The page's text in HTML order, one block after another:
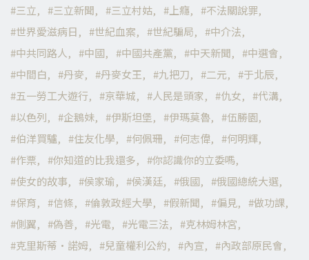
三立
三立新聞 三立村姑 上癮
不法關說罪
世界愛滋病日
世紀血案 世紀騙局
中介法
中共同路人
中國 中國共產黨 中天新聞
中選會
中間白
丹麥 丹麥女王 九把刀 二元
于北辰
五一勞工大遊行
京華城 人民是頭家 仇女
代溝
以色列
企鵝妹 伊斯坦堡 伊瑪莫魯
伍勝園
伯洋買驢
住友化學 何佩珊 何志偉
何明輝
作票
你知道的比我還多
你認識你的立委嗎
使女的故事
侯家瑜 侯漢廷 俄國
俄國總統大選
保育
信條 倫敦政經大學 假新聞 偏見
做功課
側翼
偽善 光電 光電三法
克林姆林宮
克里斯蒂·諾姆
兒童權利公約 內宣
內政部原民會